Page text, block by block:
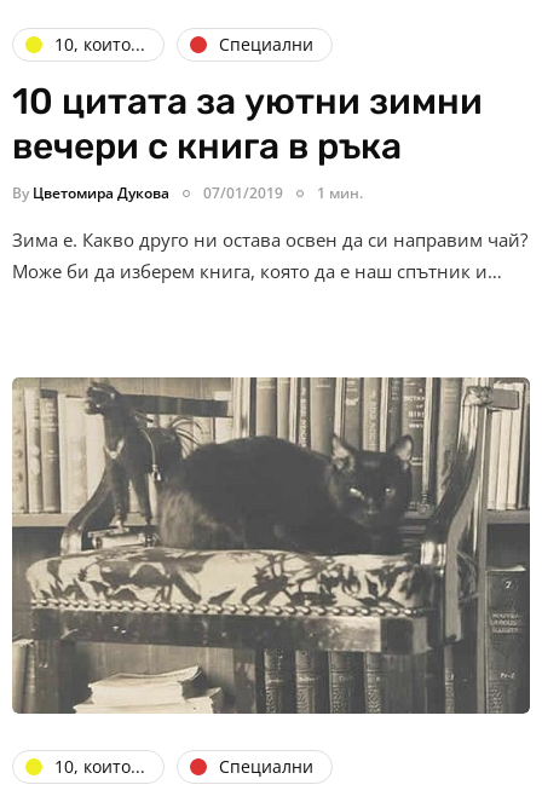
10, които... Специални
10 цитата за уютни зимни
вечери с книга в ръка
By Цветомира Дукова 07/01/2019 1 мин.
Зима е. Какво друго ни остава освен да си направим чай?
Може би да изберем книга, която да е наш спътник и…
10, които... Специални